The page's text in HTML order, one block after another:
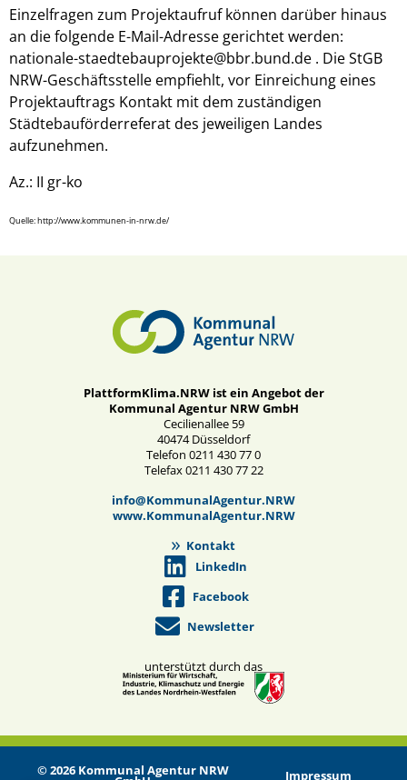
Einzelfragen zum Projektaufruf können darüber hinaus
an die folgende E-Mail-Adresse gerichtet werden:
nationale-staedtebauprojekte@bbr.bund.de . Die StGB
NRW-Geschäftsstelle empfiehlt, vor Einreichung eines
Projektauftrags Kontakt mit dem zuständigen
Städtebauförderreferat des jeweiligen Landes
aufzunehmen.
Az.: II gr-ko
Quelle: http://www.kommunen-in-nrw.de/
PlattformKlima.NRW ist ein Angebot der
Kommunal Agentur NRW GmbH
Cecilienallee 59
40474 Düsseldorf
Telefon 0211 430 77 0
Telefax 0211 430 77 22
info@KommunalAgentur.NRW
www.KommunalAgentur.NRW
Kontakt
LinkedIn
Facebook
Newsletter
unterstützt durch das
© 2026 Kommunal Agentur NRW Impressum